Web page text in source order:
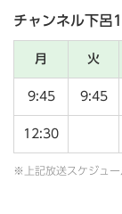
チャンネル下呂
月 火
9:45 9:45
12:30
※上記放送スケジュー